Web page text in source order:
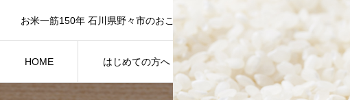
HOME
はじめての方へ
新着情報
NEWS
商品
PRODUCT